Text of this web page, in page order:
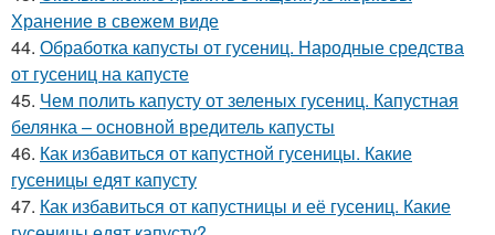
Хранение в свежем виде
44. Обработка капусты от гусениц. Народные средства
от гусениц на капусте
45. Чем полить капусту от зеленых гусениц. Капустная
белянка – основной вредитель капусты
46. Как избавиться от капустной гусеницы. Какие
гусеницы едят капусту
47. Как избавиться от капустницы и её гусениц. Какие